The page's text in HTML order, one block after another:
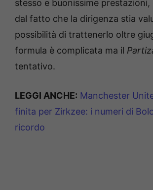
stesso e buonissime
dal fatto che la dirigenza stia
possibilità di trattenerlo oltre
formula è complicata ma il
tentativo.
LEGGI ANCHE: Manchester
finita per Zirkzee: i numeri di
ricordo